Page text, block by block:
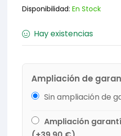
Disponibilidad: En Stock
Hay existencias
Ampliación de
Sin ampliación de
Ampliación